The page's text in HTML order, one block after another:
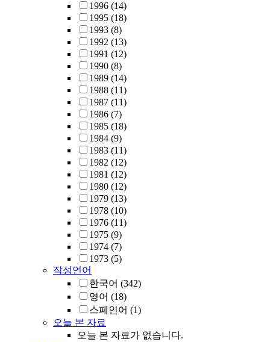
1996 (14)
1995 (18)
1993 (8)
1992 (13)
1991 (12)
1990 (8)
1989 (14)
1988 (11)
1987 (11)
1986 (7)
1985 (18)
1984 (9)
1983 (11)
1982 (12)
1981 (12)
1980 (12)
1979 (13)
1978 (10)
1976 (11)
1975 (9)
1974 (7)
1973 (5)
작성언어
한국어 (342)
영어 (18)
스페인어 (1)
오늘 본 자료
오늘 본 자료가 없습니다.